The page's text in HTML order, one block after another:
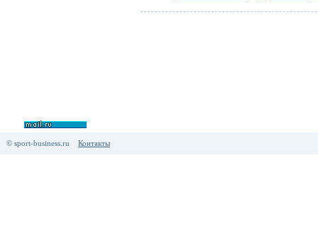
© sport-business.ru Контакты